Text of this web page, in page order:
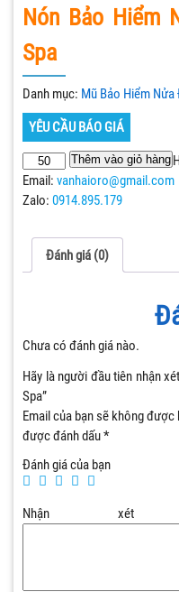
Nón Bảo Hiểm
Spa
Danh mục: Mũ Bảo Hiểm Nửa
YÊU CẦU BÁO GIÁ
Thêm vào giỏ hàng
Email: vanhaioro@gmail.com
Zalo: 0914.895.179
Đánh giá (0)
Chưa có đánh giá nào.
Hãy là người đầu tiên nhận
Spa”
Email của bạn sẽ không
được đánh dấu*
Đánh giá của bạn
Nhận